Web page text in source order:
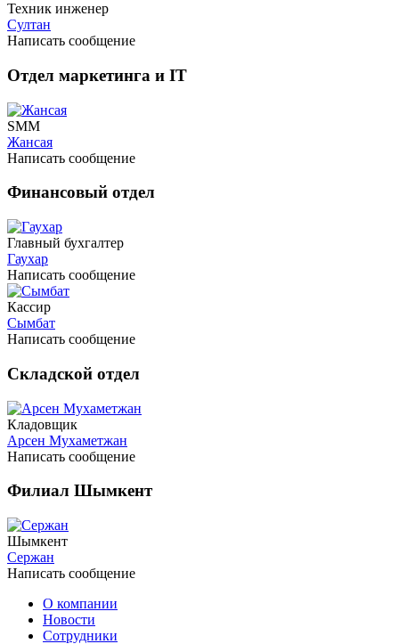
Техник инженер
Султан
Написать сообщение
Отдел маркетинга и IT
SMM
Жансая
Написать сообщение
Финансовый отдел
Главный бухгалтер
Гаухар
Написать сообщение
Кассир
Сымбат
Написать сообщение
Складской отдел
Кладовщик
Арсен Мухаметжан
Написать сообщение
Филиал Шымкент
Шымкент
Сержан
Написать сообщение
О компании
Новости
Сотрудники